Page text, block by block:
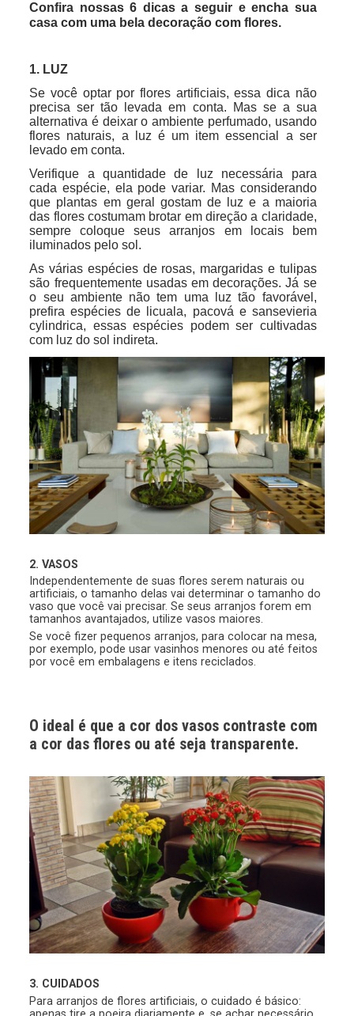
Confira nossas 6 dicas a seguir e encha sua
casa com uma bela decoração com flores.
1. LUZ
Se você optar por flores artificiais, essa dica não
precisa ser tão levada em conta. Mas se a sua
alternativa é deixar o ambiente perfumado, usando
flores naturais, a luz é um item essencial a ser
levado em conta.
Verifique a quantidade de luz necessária para
cada espécie, ela pode variar. Mas considerando
que plantas em geral gostam de luz e a maioria
das flores costumam brotar em direção a claridade,
sempre coloque seus arranjos em locais bem
iluminados pelo sol.
As várias espécies de rosas, margaridas e tulipas
são frequentemente usadas em decorações. Já se
o seu ambiente não tem uma luz tão favorável,
prefira espécies de licuala, pacová e sansevieria
cylindrica, essas espécies podem ser cultivadas
com luz do sol indireta.
2. VASOS
Independentemente de suas flores serem naturais ou
artificiais, o tamanho delas vai determinar o tamanho do
vaso que você vai precisar. Se seus arranjos forem em
tamanhos avantajados, utilize vasos maiores.
Se você fizer pequenos arranjos, para colocar na mesa,
por exemplo, pode usar vasinhos menores ou até feitos
por você em embalagens e itens reciclados.
O ideal é que a cor dos vasos contraste com
a cor das flores ou até seja transparente.
3. CUIDADOS
Para arranjos de flores artificiais, o cuidado é básico:
apenas tire a poeira diariamente e, se achar necessário,